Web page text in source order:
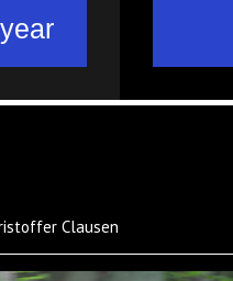
Clausen